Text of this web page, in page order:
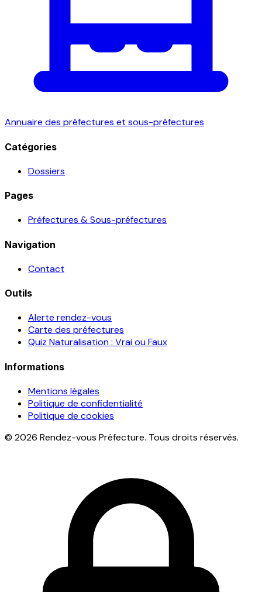
Annuaire des préfectures et sous-préfectures
Catégories
Dossiers
Pages
Préfectures & Sous-préfectures
Navigation
Contact
Outils
Alerte rendez-vous
Carte des préfectures
Quiz Naturalisation : Vrai ou Faux
Informations
Mentions légales
Politique de confidentialité
Politique de cookies
© 2026 Rendez-vous Préfecture. Tous droits réservés.